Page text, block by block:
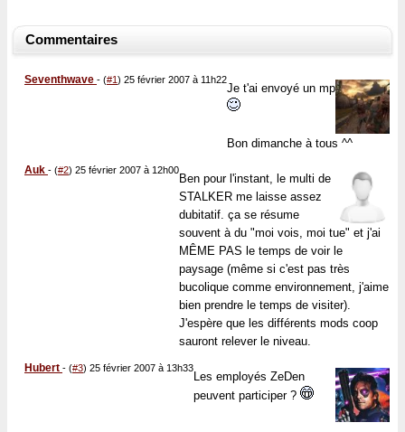
Commentaires
Seventhwave - (#1) 25 février 2007 à 11h22
Je t'ai envoyé un mp
Bon dimanche à tous ^^
Auk - (#2) 25 février 2007 à 12h00
Ben pour l'instant, le multi de
STALKER me laisse assez
dubitatif. ça se résume
souvent à du "moi vois, moi tue" et j'ai
MÊME PAS le temps de voir le
paysage (même si c'est pas très
bucolique comme environnement, j'aime
bien prendre le temps de visiter).
J'espère que les différents mods coop
sauront relever le niveau.
Hubert - (#3) 25 février 2007 à 13h33
Les employés ZeDen
peuvent participer ?